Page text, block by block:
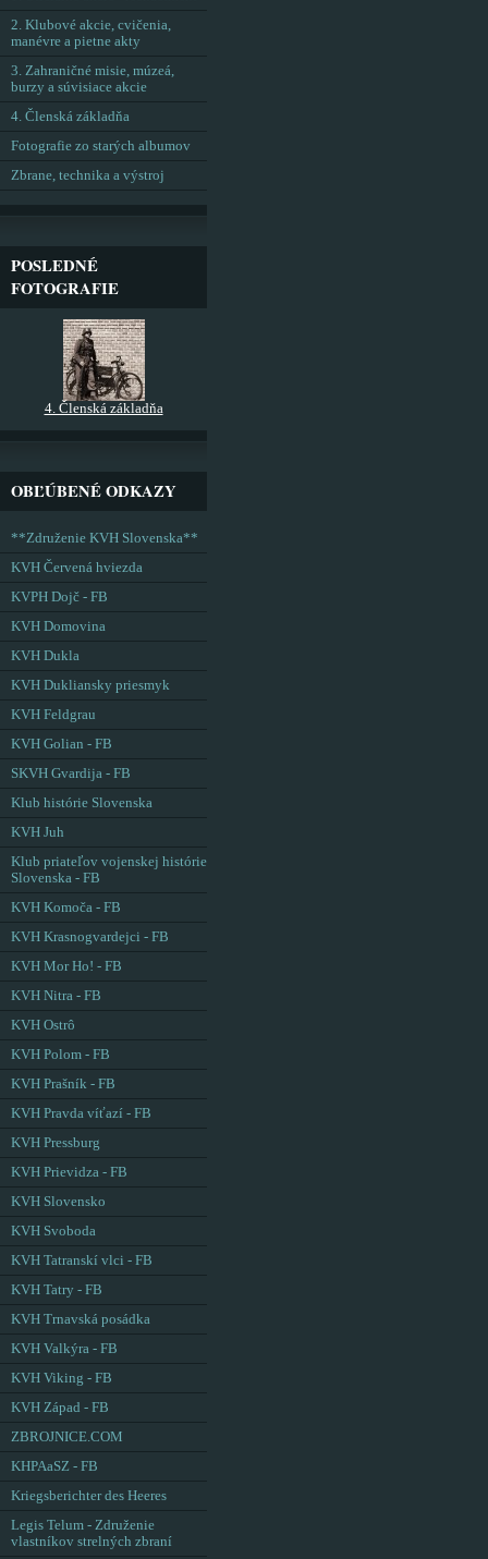
2. Klubové akcie, cvičenia,
manévre a pietne akty
3. Zahraničné misie, múzeá,
burzy a súvisiace akcie
4. Členská základňa
Fotografie zo starých albumov
Zbrane, technika a výstroj
POSLEDNÉ
FOTOGRAFIE
4. Členská základňa
OBĽÚBENÉ ODKAZY
**Združenie KVH Slovenska**
KVH Červená hviezda
KVPH Dojč - FB
KVH Domovina
KVH Dukla
KVH Dukliansky priesmyk
KVH Feldgrau
KVH Golian - FB
SKVH Gvardija - FB
Klub histórie Slovenska
KVH Juh
Klub priateľov vojenskej histórie
Slovenska - FB
KVH Komoča - FB
KVH Krasnogvardejci - FB
KVH Mor Ho! - FB
KVH Nitra - FB
KVH Ostrô
KVH Polom - FB
KVH Prašník - FB
KVH Pravda víťazí - FB
KVH Pressburg
KVH Prievidza - FB
KVH Slovensko
KVH Svoboda
KVH Tatranskí vlci - FB
KVH Tatry - FB
KVH Trnavská posádka
KVH Valkýra - FB
KVH Viking - FB
KVH Západ - FB
ZBROJNICE.COM
KHPAaSZ - FB
Kriegsberichter des Heeres
Legis Telum - Združenie
vlastníkov strelných zbraní